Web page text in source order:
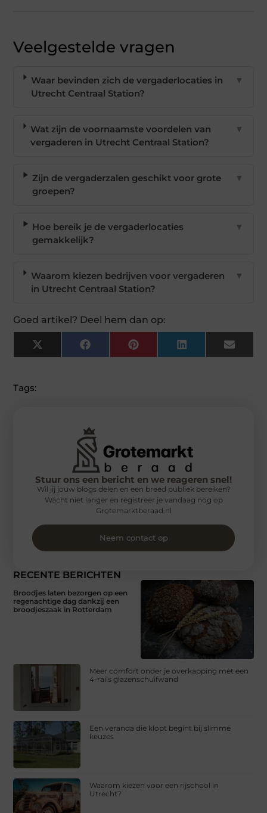
Veelgestelde vragen
Waar bevinden zich de vergaderlocaties in
Utrecht Centraal Station?
▼
Wat zijn de voornaamste voordelen van
vergaderen in Utrecht Centraal Station?
▼
Zijn de vergaderzalen geschikt voor grote
groepen?
▼
Hoe bereik je de vergaderlocaties
gemakkelijk?
▼
Waarom kiezen bedrijven voor vergaderen
in Utrecht Centraal Station?
▼
Goed artikel? Deel hem dan op:
X
(Twitter)
FacebookPinterest LinkedIn Email
Tags:
RECENTE BERICHTEN
Broodjes laten bezorgen op een
regenachtige dag dankzij een
broodjeszaak in Rotterdam
Meer comfort onder je overkapping met een
4-rails glazenschuifwand
Een veranda die klopt begint bij slimme
keuzes
Waarom kiezen voor een rijschool in
Utrecht?
Stuur ons een bericht en we reageren snel!
Wil jij jouw blogs delen en een breed publiek bereiken?
Wacht niet langer en registreer je vandaag nog op
Grotemarktberaad.nl
Neem contact op